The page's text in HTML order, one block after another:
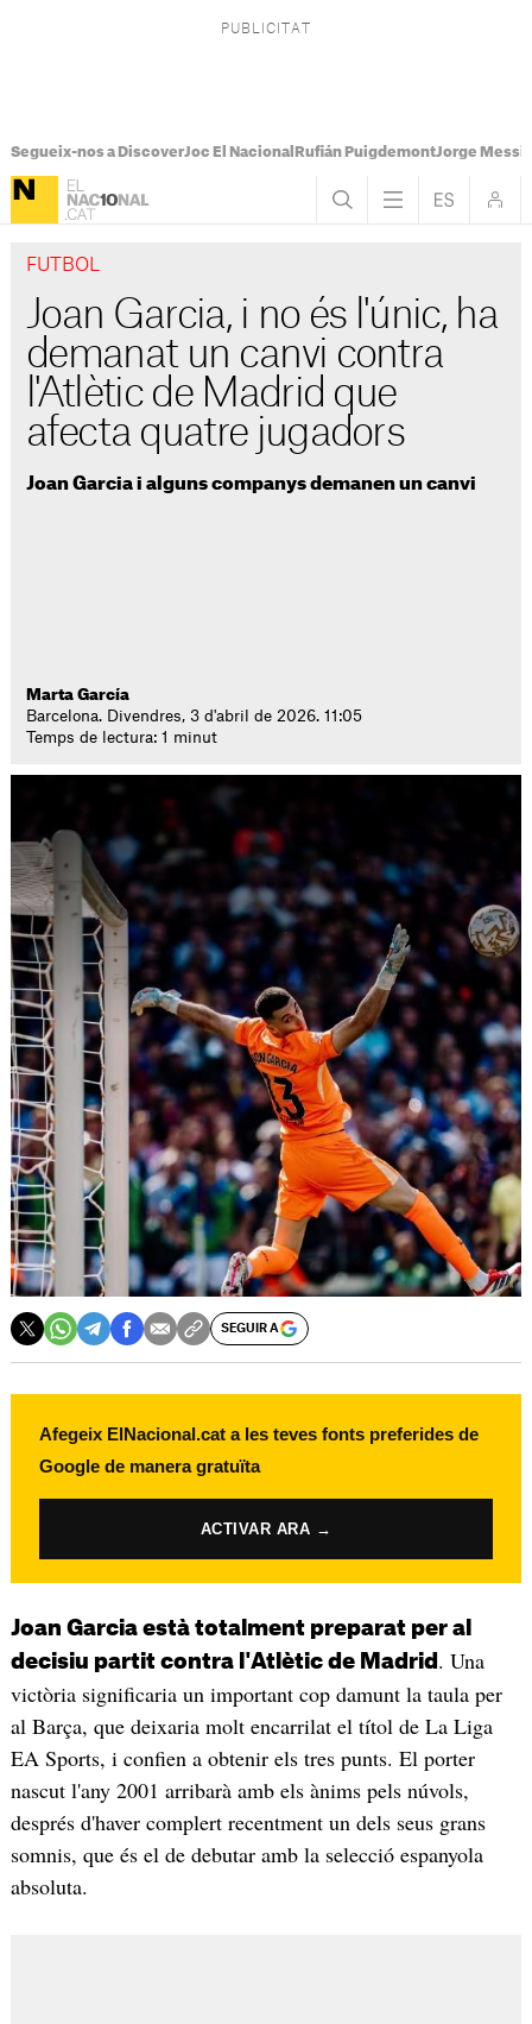
Segueix-nos a DiscoverJoc El Nacional Rufián PuigdemontJorge Messi
FUTBOL
Joan Garcia, i no és l'únic, ha
demanat un canvi contra
l'Atlètic de Madrid que
afecta quatre jugadors
Joan Garcia i alguns companys demanen un canvi
Marta García
Barcelona. Divendres, 3 d'abril de 2026. 11:05
Temps de lectura: 1 minut
SEGUIR A
Afegeix ElNacional.cat a les teves fonts preferides de
Google de manera gratuïta
ACTIVAR ARA →
Joan Garcia està totalment preparat per al
decisiu partit contra l'Atlètic de Madrid . Una
victòria significaria un important cop damunt la taula per
al Barça, que deixaria molt encarrilat el títol de La Liga
EA Sports, i confien a obtenir els tres punts. El porter
nascut l'any 2001 arribarà amb els ànims pels núvols,
després d'haver complert recentment un dels seus grans
somnis, que és el de debutar amb la selecció espanyola
absoluta.